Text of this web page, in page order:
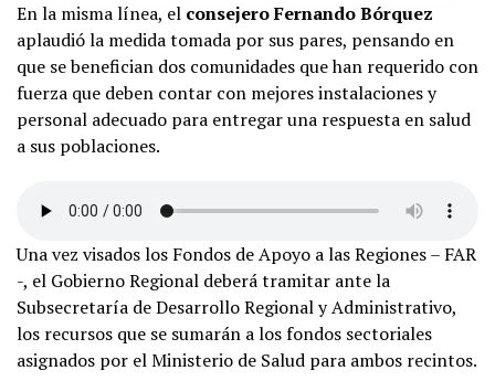
En la misma línea, el consejero Fernando Bórquez
aplaudió la medida tomada por sus pares, pensando en
que se benefician dos comunidades que han requerido con
fuerza que deben contar con mejores instalaciones y
personal adecuado para entregar una respuesta en salud
a sus poblaciones.
Una vez visados los Fondos de Apoyo a las Regiones – FAR
-, el Gobierno Regional deberá tramitar ante la
Subsecretaría de Desarrollo Regional y Administrativo,
los recursos que se sumarán a los fondos sectoriales
asignados por el Ministerio de Salud para ambos recintos.